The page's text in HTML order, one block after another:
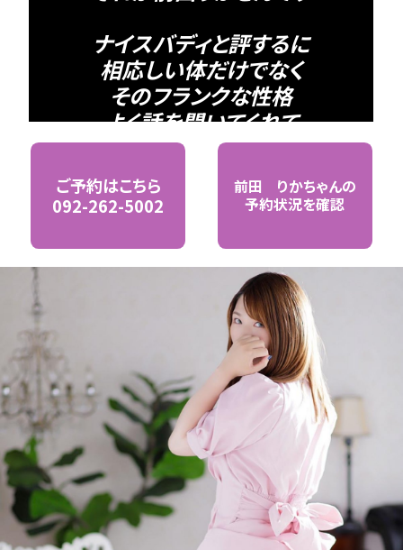
ナイスバディと評するに
相応しい体だけでなく
そのフランクな性格
よく話を聞いてくれて
そして独特の間で応えてくれる
コミュニケーションも魅力的
サービスも丁寧
受けも攻めも
両方いけちゃう
万能タイプ
その肢体を見つめながらの
丁寧かつ濃厚な
ご奉仕の数々は
男性なら一度は
体験しておきたいものです
是非、
その目でお確かめください
ご予約はこちら
092-262-5002
前田 りかちゃんの
予約状況を確認